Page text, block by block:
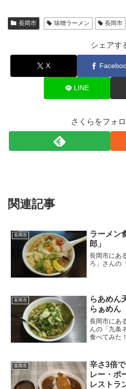
長岡市 味噌ラーメン 長岡市
シェアす
X
LINE
さくらをフォ
関連記事
長岡市
ラーメン
郎」
長岡市にあ
ろ」さんの
長岡市
らあめん
らぁめん
長岡市にあ
んの「九条
食べてみた！
長岡市
辛さ3倍
レー・ポ
レストラ